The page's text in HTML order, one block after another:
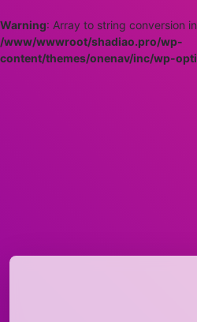
Warning: Array to string conversion in
/www/wwwroot/shadiao.pro/wp-
content/themes/onenav/inc/wp-